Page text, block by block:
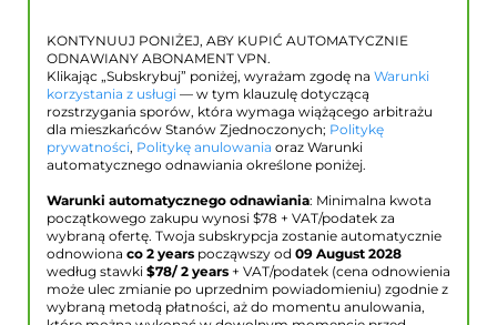
KONTYNUUJ PONIŻEJ, ABY KUPIĆ AUTOMATYCZNIE
ODNAWIANY ABONAMENT VPN.
Klikając „Subskrybuj” poniżej, wyrażam zgodę na Warunki
korzystania z usługi — w tym klauzulę dotyczącą
rozstrzygania sporów, która wymaga wiążącego arbitrażu
dla mieszkańców Stanów Zjednoczonych; Politykę
prywatności, Politykę anulowania oraz Warunki
automatycznego odnawiania określone poniżej.
Warunki automatycznego odnawiania: Minimalna kwota
początkowego zakupu wynosi $78 + VAT/podatek za
wybraną ofertę. Twoja subskrypcja zostanie automatycznie
odnowiona co 2 years począwszy od 09 August 2028
według stawki $78/ 2 years + VAT/podatek (cena odnowienia
może ulec zmianie po uprzednim powiadomieniu) zgodnie z
wybraną metodą płatności, aż do momentu anulowania,